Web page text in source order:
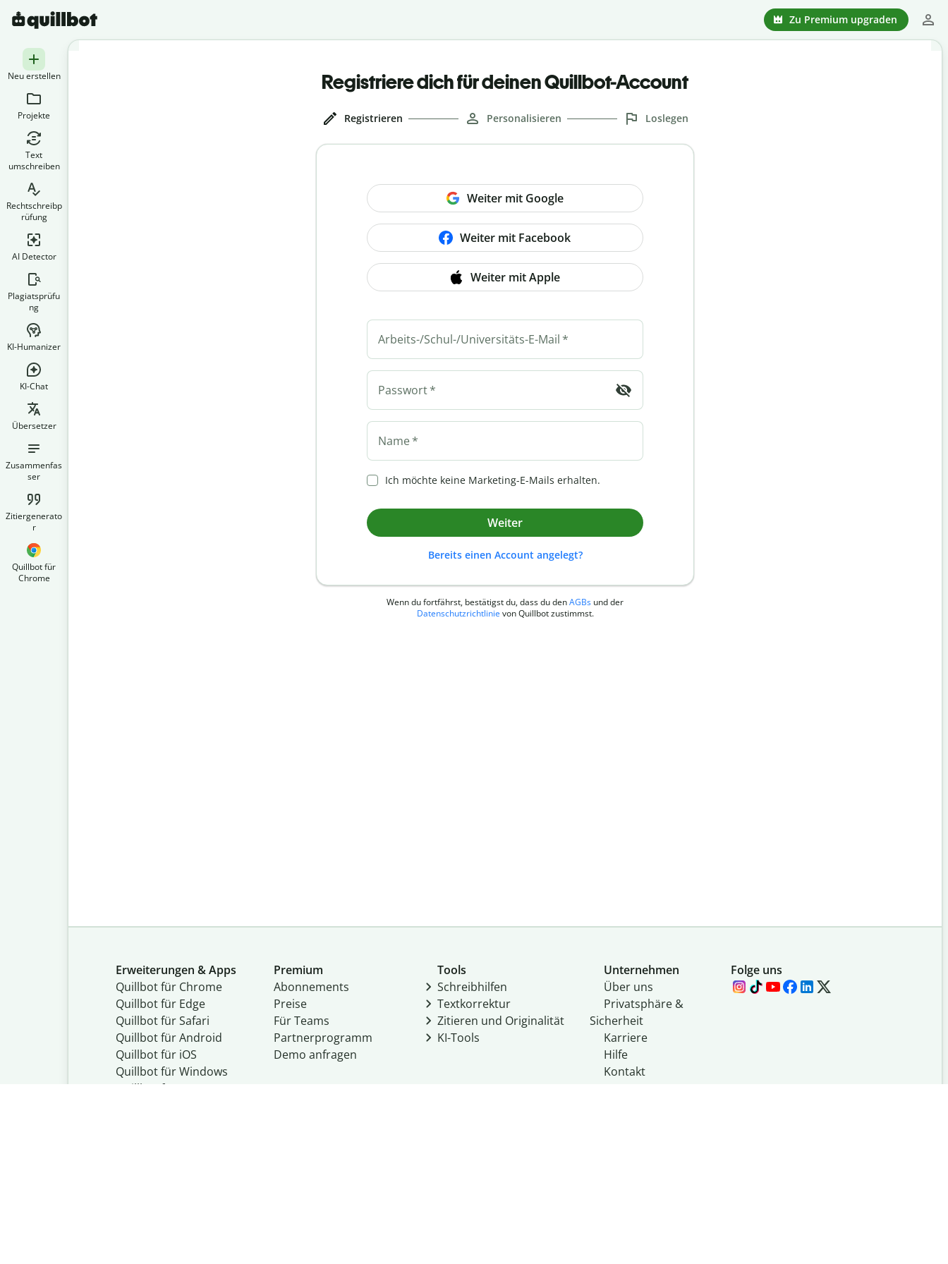
Zu Premium upgraden
Neu erstellen
Projekte
Text
umschreiben
Rechtschreibp
rüfung
AI Detector
Plagiatsprüfu
ng
KI-Humanizer
KI-Chat
Übersetzer
Zusammenfas
ser
Zitiergenerato
r
Quillbot für
Chrome
Registriere dich für deinen Quillbot-Account
Registrieren Personalisieren Loslegen
Weiter mit Google
Weiter mit Facebook
Weiter mit Apple
Arbeits-/Schul-/Universitäts-E-Mail *
Passwort*
Name*
Ich möchte keine Marketing-E-Mails erhalten.
Weiter
Bereits einen Account angelegt?
Wenn du fortfährst, bestätigst du, dass du denAGBs und der
Datenschutzrichtlinie von Quillbot zustimmst.
Erweiterungen & Apps
Quillbot für Chrome
Quillbot für Edge
Quillbot für Safari
Quillbot für Android
Quillbot für iOS
Quillbot für Windows
Quillbot für macOS
Premium
Abon­ne­ments
Preise
Für Teams
Partnerprogramm
Demo anfragen
Tools
Schreibhilfen
Textkorrektur
Zitieren und Originalität
KI-Tools
Unternehmen
Über uns
Privatsphäre &
Sicherheit
Karriere
Hilfe
Kontakt
Folge uns